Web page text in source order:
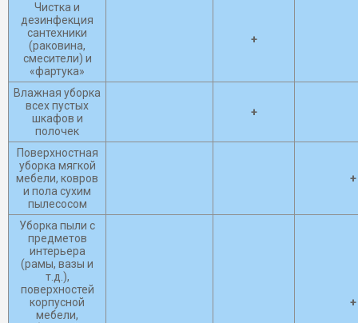
Чистка и
дезинфекция
сантехники
(раковина,
смесители) и
«фартука»
+
Влажная уборка
всех пустых
шкафов и
полочек
+
Поверхностная
уборка мягкой
мебели, ковров
и пола сухим
пылесосом
+
Уборка пыли с
предметов
интерьера
(рамы, вазы и
т.д.),
поверхностей
корпусной
мебели,
+